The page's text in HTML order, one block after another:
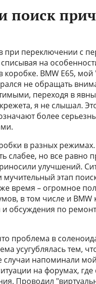
поиск
при переключении с
на
BMW E65,
не обращать
переходя в
я не слышал.
более
в разных
слабее, но все равно
улучшений.
мучительный этап
время – огромное
в том числе и BMW
и обсуждения по
проблема в
усугублялась тем,
напоминали
на форумах,
Проводил